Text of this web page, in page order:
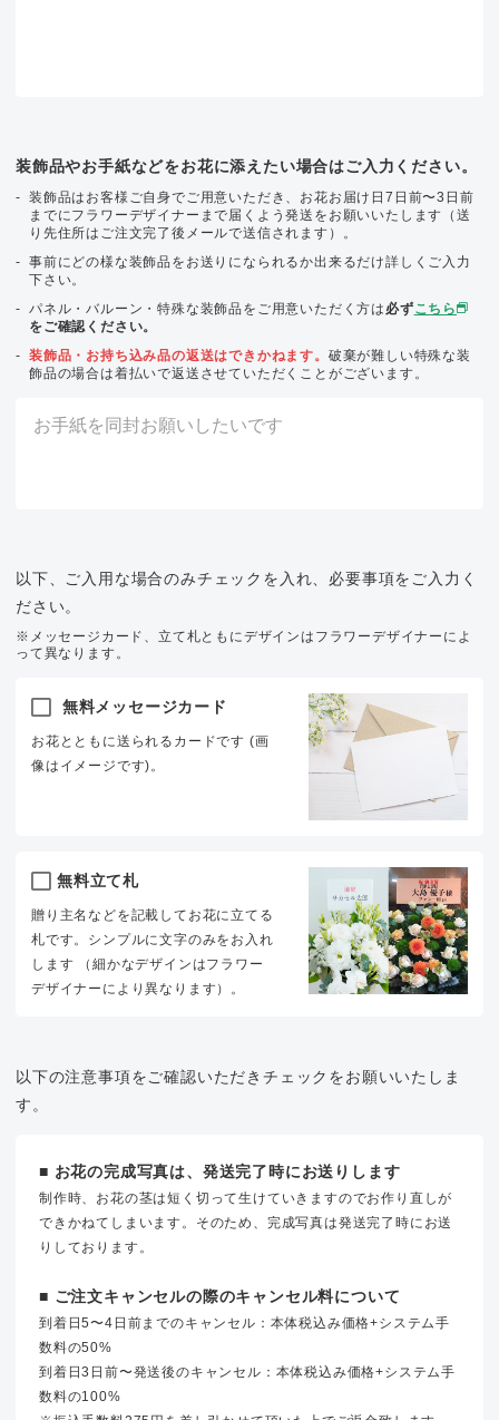
装飾品やお手紙などをお花に添えたい場合はご入力ください。
装飾品はお客様ご自身でご用意いただき、お花お届け日7日前〜3日前
までにフラワーデザイナーまで届くよう発送をお願いいたします（送
り先住所はご注文完了後メールで送信されます）。
事前にどの様な装飾品をお送りになられるか出来るだけ詳しくご入力
下さい。
パネル・バルーン・特殊な装飾品をご用意いただく方は 必ずこちら
をご確認ください。
装飾品・お持ち込み品の返送はできかねます。 破棄が難しい特殊な装
飾品の場合は着払いで返送させていただくことがございます。
以下、ご入用な場合のみチェックを入れ、必要事項をご入力く
ださい。
※メッセージカード、立て札ともにデザインはフラワーデザイナーによ
って異なります。
無料メッセージカード
お花とともに送られるカードです (画
像はイメージです)。
無料立て札
贈り主名などを記載してお花に立てる
札です。シンプルに文字のみをお入れ
します （細かなデザインはフラワー
デザイナーにより異なります）。
以下の注意事項をご確認いただきチェックをお願いいたしま
す。
■ お花の完成写真は、発送完了時にお送りします
制作時、お花の茎は短く切って生けていきますのでお作り直しが
できかねてしまいます。そのため、完成写真は発送完了時にお送
りしております。
■ ご注文キャンセルの際のキャンセル料について
到着日5〜4日前までのキャンセル：本体税込み価格+システム手
数料の50%
到着日3日前〜発送後のキャンセル：本体税込み価格+システム手
数料の100%